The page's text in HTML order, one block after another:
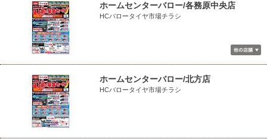
ホームセンターバロー/各務原中央店
HCバロータイヤ市場チラシ
ホームセンターバロー/北方店
HCバロータイヤ市場チラシ